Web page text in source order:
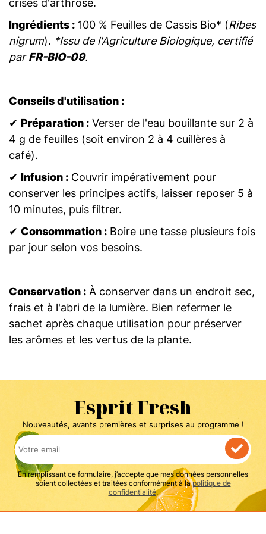
crises d'arthrose.
Ingrédients : 100 % Feuilles de Cassis Bio* (Ribes
nigrum). *Issu de l'Agriculture Biologique, certifié
parFR-BIO-09.
Conseils d'utilisation :
✔ Préparation : Verser de l'eau bouillante sur 2 à
4 g de feuilles (soit environ 2 à 4 cuillères à
café).
✔ Infusion : Couvrir impérativement pour
conserver les principes actifs, laisser reposer 5 à
10 minutes, puis filtrer.
✔ Consommation : Boire une tasse plusieurs fois
par jour selon vos besoins.
Conservation : À conserver dans un endroit sec,
frais et à l'abri de la lumière. Bien refermer le
sachet après chaque utilisation pour préserver
les arômes et les vertus de la plante.
Esprit Fresh
Nouveautés, avants premières et surprises au programme !
En remplissant ce formulaire, j’accepte que mes données personnelles
soient collectées et traitées conformément à lapolitique de
confidentialité.